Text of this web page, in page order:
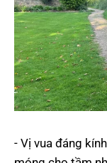
- Vị vua đáng